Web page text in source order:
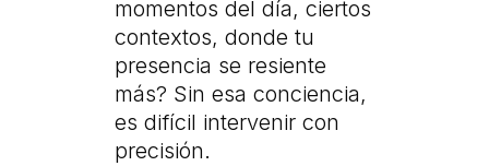
momentos del día, ciertos
contextos, donde tu
presencia se resiente
más? Sin esa conciencia,
es difícil intervenir con
precisión.